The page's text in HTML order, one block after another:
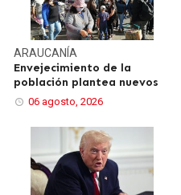
ARAUCANÍA
Envejecimiento de la
población plantea nuevos
06 agosto, 2026